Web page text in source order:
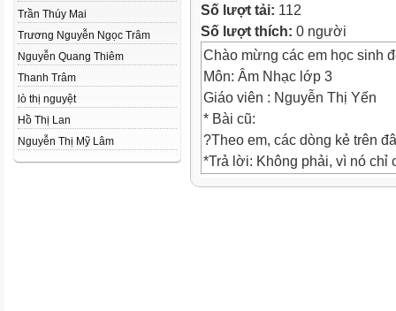
Trần Thúy Mai
Trương Nguyễn Ngọc Trâm
Nguyễn Quang Thiêm
Thanh Trâm
lò thị nguyệt
Hồ Thị Lan
Nguyễn Thị Mỹ Lâm
Số lượt tải: 112
Số lượt thích: 0 người
Chào mừng các em học sinh
Môn: Âm Nhạc lớp 3
Giáo viên : Nguyễn Thị Yến
* Bài cũ:
?Theo em, các dòng kẻ trên
*Trả lời: Không phải, vì nó chỉ